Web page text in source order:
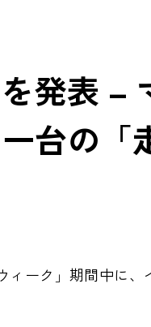
発表 –
台の「
ーク」期間中に、